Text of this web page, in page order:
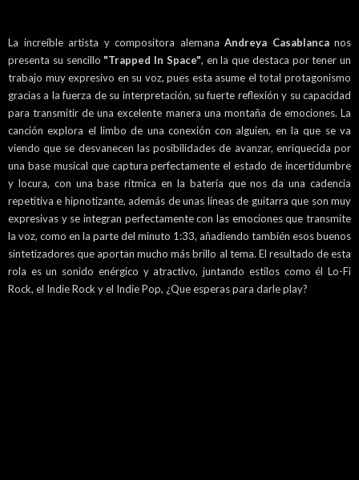
La increíble artista y compositora alemana Andreya Casablanca nos
presenta su sencillo "Trapped In Space", en la que destaca por tener un
trabajo muy expresivo en su voz, pues esta asume el total protagonismo
gracias a la fuerza de su interpretación, su fuerte reflexión y su capacidad
para transmitir de una excelente manera una montaña de emociones. La
canción explora el limbo de una conexión con alguien, en la que se va
viendo que se desvanecen las posibilidades de avanzar, enriquecida por
una base musical que captura perfectamente el estado de incertidumbre
y locura, con una base rítmica en la batería que nos da una cadencia
repetitiva e hipnotizante, además de unas líneas de guitarra que son muy
expresivas y se integran perfectamente con las emociones que transmite
la voz, como en la parte del minuto 1:33, añadiendo también esos buenos
sintetizadores que aportan mucho más brillo al tema. El resultado de esta
rola es un sonido enérgico y atractivo, juntando estilos como él Lo-Fi
Rock, el Indie Rock y el Indie Pop, ¿Que esperas para darle play?